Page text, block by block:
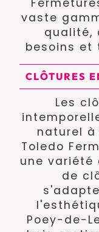
vaste
qualité,
besoins et
CLÔTURES
Les
naturel à
Toledo
une
de
Poey-de-